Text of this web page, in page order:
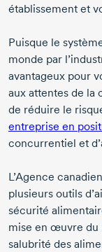
établissement et
Puisque le
monde par
avantageux pour
aux attentes de la
de réduire le
entreprise en
concurrentiel et
L’Agence
plusieurs outils
sécurité
mise en œuvre du
salubrité des